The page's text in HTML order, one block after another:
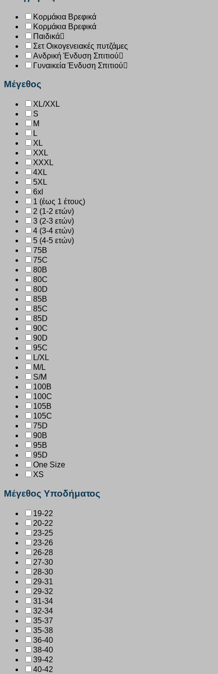
Κορμάκια Βρεφικά
Κορμάκια Βρεφικά
Παιδικά
Σετ Οικογενειακές πυτζάμες
Ανδρική Ένδυση Σπιτιού
Γυναικεία Ένδυση Σπιτιού
Μέγεθος
XL/XXL
S
M
L
XL
XXL
XXXL
4XL
5XL
6xl
1 (έως 1 έτους)
2 (1-2 ετών)
3 (2-3 ετών)
4 (3-4 ετών)
5 (4-5 ετών)
75B
75C
80B
80C
80D
85B
85C
85D
90C
90D
95C
L/XL
M/L
S/M
100B
100C
105B
105C
75D
90B
95B
95D
One Size
XS
Μέγεθος Υποδήματος
19-22
20-22
23-25
23-26
26-28
27-30
28-30
29-31
29-32
31-34
32-34
35-37
35-38
36-40
38-40
39-42
40-42